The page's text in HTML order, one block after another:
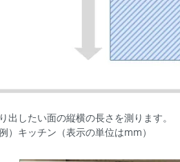
出したい面の縦横の長さを測ります。
例）キッチン（表示の単位はmm）